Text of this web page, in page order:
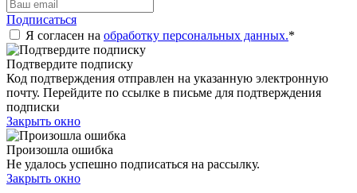
Подписаться
Я согласен на обработку персональных данных.*
Подтвердите подписку
Код подтверждения отправлен на указанную электронную
почту. Перейдите по ссылке в письме для подтверждения
подписки
Закрыть окно
Произошла ошибка
Не удалось успешно подписаться на рассылку.
Закрыть окно